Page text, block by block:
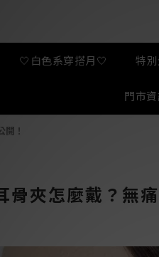
🤍白色系穿搭月🤍 特
門市
開！
骨夾怎麼戴？無